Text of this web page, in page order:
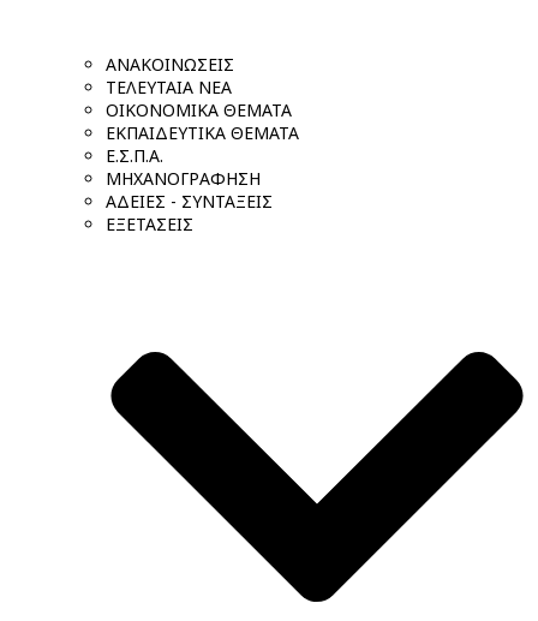
ΑΝΑΚΟΙΝΩΣΕΙΣ
ΤΕΛΕΥΤΑΙΑ ΝΕΑ
ΟΙΚΟΝΟΜΙΚΑ ΘΕΜΑΤΑ
ΕΚΠΑΙΔΕΥΤΙΚΑ ΘΕΜΑΤΑ
Ε.Σ.Π.Α.
ΜΗΧΑΝΟΓΡΑΦΗΣΗ
ΑΔΕΙΕΣ - ΣΥΝΤΑΞΕΙΣ
ΕΞΕΤΑΣΕΙΣ